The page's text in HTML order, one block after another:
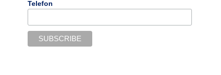
Telefon